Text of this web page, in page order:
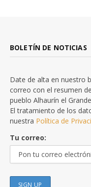
BOLETÍN DE NOTICIAS
Date de alta en nuestro
correo con el resumen
pueblo Alhaurín el
El tratamiento de los
nuestra Política de
Tu correo: